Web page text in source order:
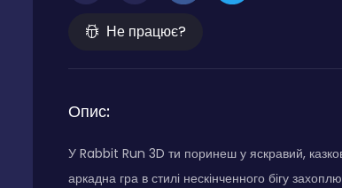
Не працює?
Опис:
У Rabbit Run 3D ти поринеш у яскравий,
аркадна гра в стилі нескінченного бігу